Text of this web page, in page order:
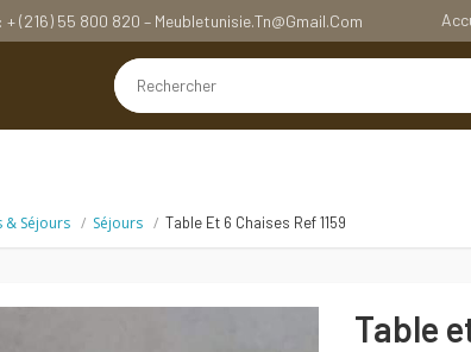
+ (216) 55 800 820 – Meubletunisie.tn@gmail.com
& Séjours Séjours Table Et 6 Chaises Ref 1159
Table